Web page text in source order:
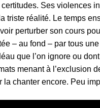
certitudes. Ses violences
triste réalité. Le temps
perturber son cours
– au fond – par tous
que l’on ignore ou
menant à l’exclusion
chanter encore. Peu